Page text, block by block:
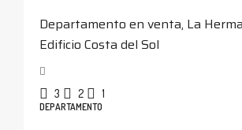
Departamento en venta, La
Edificio Costa del Sol
3 2 1
DEPARTAMENTO